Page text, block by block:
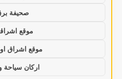
صحيفة
موقع
موقع اشراق
اركان سياحة